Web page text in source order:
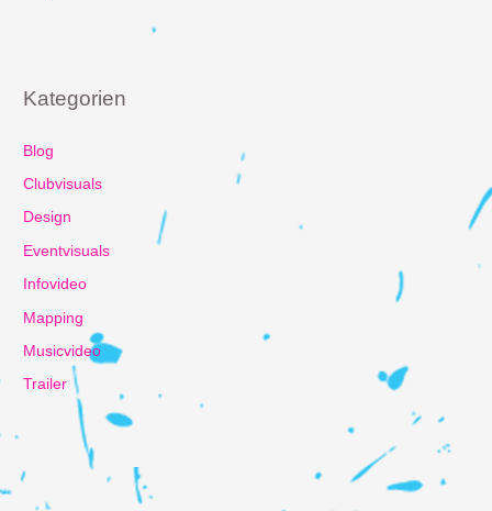
Kategorien
Blog
Clubvisuals
Design
Eventvisuals
Infovideo
Mapping
Musicvideo
Trailer